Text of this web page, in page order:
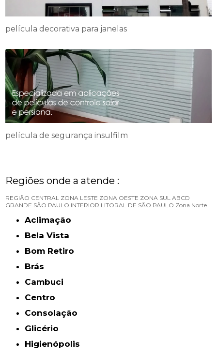
película decorativa para janelas
película de segurança insulfilm
Regiões onde a atende :
REGIÃO CENTRAL ZONA LESTE ZONA OESTE ZONA SUL ABCD
GRANDE SÃO PAULO INTERIOR LITORAL DE SÃO PAULO Zona Norte
Aclimação
Bela Vista
Bom Retiro
Brás
Cambuci
Centro
Consolação
Glicério
Higienópolis